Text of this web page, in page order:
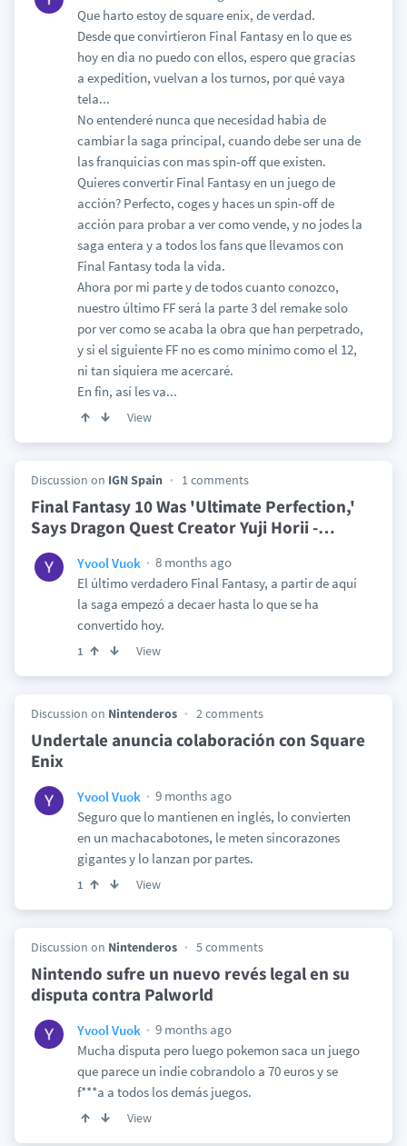
Que harto estoy de square enix, de verdad.
Desde que convirtieron Final Fantasy en lo que es
hoy en dia no puedo con ellos, espero que gracias
a expedition, vuelvan a los turnos, por qué vaya
tela...
No entenderé nunca que necesidad habia de
cambiar la saga principal, cuando debe ser una de
las franquicias con mas spin-off que existen.
Quieres convertir Final Fantasy en un juego de
acción? Perfecto, coges y haces un spin-off de
acción para probar a ver como vende, y no jodes la
saga entera y a todos los fans que llevamos con
Final Fantasy toda la vida.
Ahora por mi parte y de todos cuanto conozco,
nuestro último FF será la parte 3 del remake solo
por ver como se acaba la obra que han perpetrado,
y si el siguiente FF no es como mínimo como el 12,
ni tan siquiera me acercaré.
En fin, así les va...
View
Discussion on IGN Spain 1 comments
Final Fantasy 10 Was 'Ultimate Perfection,'
Says Dragon Quest Creator Yuji Horii -…
Yvool Vuok
8 months ago
El último verdadero Final Fantasy, a partir de aquí
la saga empezó a decaer hasta lo que se ha
convertido hoy.
1 View
Discussion on Nintenderos 2 comments
Undertale anuncia colaboración con Square
Enix
Yvool Vuok
9 months ago
Seguro que lo mantienen en inglés, lo convierten
en un machacabotones, le meten sincorazones
gigantes y lo lanzan por partes.
1 View
Discussion on Nintenderos 5 comments
Nintendo sufre un nuevo revés legal en su
disputa contra Palworld
Yvool Vuok
9 months ago
Mucha disputa pero luego pokemon saca un juego
que parece un indie cobrandolo a 70 euros y se
f***a a todos los demás juegos.
View